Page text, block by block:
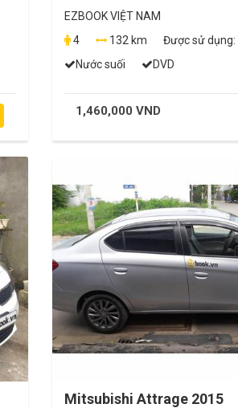
EZBOOK VIỆT NAM
4
132 km Được sử dụng:
Nước suối
DVD
1,460,000 VND
Mitsubishi Attrage 2015